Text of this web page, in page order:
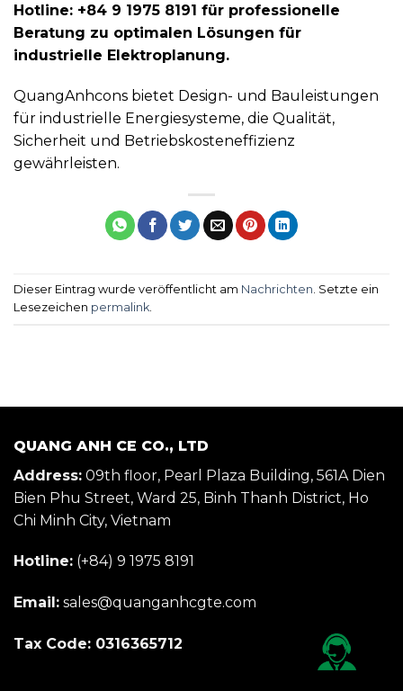
Hotline: +84 9 1975 8191 für professionelle
Beratung zu optimalen Lösungen für
industrielle Elektroplanung.
QuangAnhcons bietet Design- und Bauleistungen
für industrielle Energiesysteme, die Qualität,
Sicherheit und Betriebskosteneffizienz
gewährleisten.
Dieser Eintrag wurde veröffentlicht am Nachrichten . Setzte ein
Lesezeichen permalink
QUANG ANH CE CO., LTD
Address: 09th floor, Pearl Plaza Building, 561A Dien
Bien Phu Street, Ward 25, Binh Thanh District, Ho
Chi Minh City, Vietnam
Hotline: (+84) 9 1975 8191
Email: sales@quanganhcgte.com
Tax Code: 0316365712